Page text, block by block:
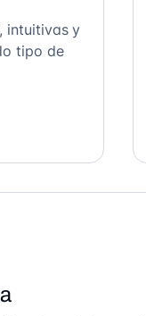
intuitivas y
tipo de